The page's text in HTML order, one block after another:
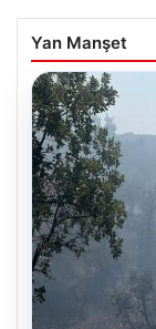
Yan Manşet